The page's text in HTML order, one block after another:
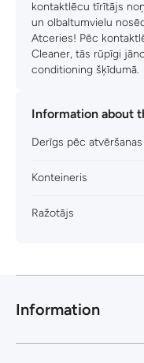
kontaktlēcu tīrītājs
un olbaltumvielu
Atceries! Pēc
Cleaner, tās rūpīgi
conditioning šķīdumā.
Information about
Derīgs pēc atvēršanas
Konteineris
Ražotājs
Information